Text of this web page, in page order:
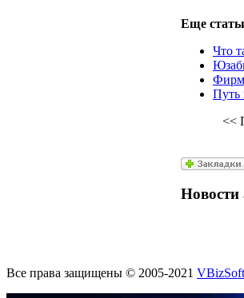
Еще
Что
Путь
<<
Новости
Все права защищены © 2005-2021 VBizSoft